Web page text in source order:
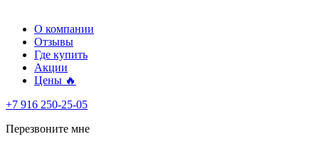
О компании
Отзывы
Где купить
Акции
Цены 🔥
+7 916 250-25-05
Перезвоните мне